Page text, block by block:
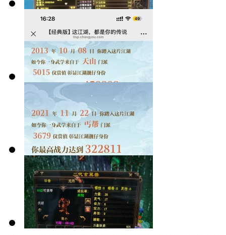
卡级的巅峰！
69内，从未服
过人
生活玩家怎么
做到杀这么多
人
天龙故交，仗
剑江湖